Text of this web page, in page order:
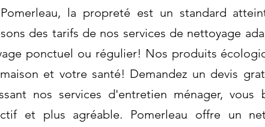
la propreté est un standard
des tarifs de nos services de nettoyage
ponctuel ou régulier! Nos produits
et votre santé! Demandez un devis
nos services d'entretien ménager,
et plus agréable. Pomerleau offre un